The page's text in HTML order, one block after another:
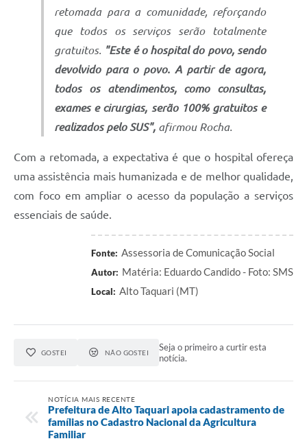
retomada para a comunidade, reforçando
que todos os serviços serão totalmente
gratuitos. "Este é o hospital do povo, sendo
devolvido para o povo. A partir de agora,
todos os atendimentos, como consultas,
exames e cirurgias, serão 100% gratuitos e
realizados pelo SUS", afirmou Rocha.
Com a retomada, a expectativa é que o hospital ofereça
uma assistência mais humanizada e de melhor qualidade,
com foco em ampliar o acesso da população a serviços
essenciais de saúde.
Fonte: Assessoria de Comunicação Social
Autor: Matéria: Eduardo Candido - Foto: SMS
Local: Alto Taquari (MT)
GOSTEI NÃO GOSTEI
Seja o primeiro a curtir esta
notícia.
NOTÍCIA MAIS RECENTE
Prefeitura de Alto Taquari apoia cadastramento de
famílias no Cadastro Nacional da Agricultura
Familiar